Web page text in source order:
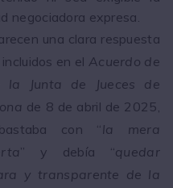
negociadora expresa.
una clara respuesta
en el Acuerdo de
la Junta de Jueces de
de 8 de abril de 2025,
con “la mera
” y debía “quedar
y transparente de la